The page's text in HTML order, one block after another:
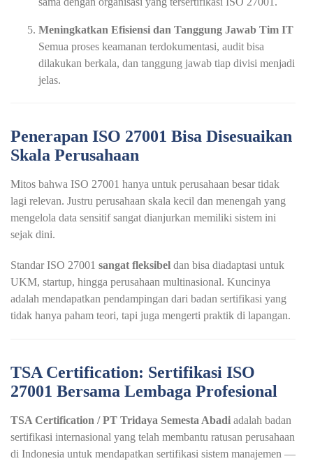
Meningkatkan Efisiensi dan Tanggung Jawab Tim IT
Semua proses keamanan terdokumentasi, audit bisa
dilakukan berkala, dan tanggung jawab tiap divisi menjadi
jelas.
Penerapan ISO 27001 Bisa Disesuaikan
Skala Perusahaan
Mitos bahwa ISO 27001 hanya untuk perusahaan besar tidak
lagi relevan. Justru perusahaan skala kecil dan menengah yang
mengelola data sensitif sangat dianjurkan memiliki sistem ini
sejak dini.
Standar ISO 27001 sangat fleksibel dan bisa diadaptasi untuk
UKM, startup, hingga perusahaan multinasional. Kuncinya
adalah mendapatkan pendampingan dari badan sertifikasi yang
tidak hanya paham teori, tapi juga mengerti praktik di lapangan.
TSA Certification: Sertifikasi ISO
27001 Bersama Lembaga Profesional
TSA Certification / PT Tridaya Semesta Abadi adalah badan
sertifikasi internasional yang telah membantu ratusan perusahaan
di Indonesia untuk mendapatkan sertifikasi sistem manajemen —